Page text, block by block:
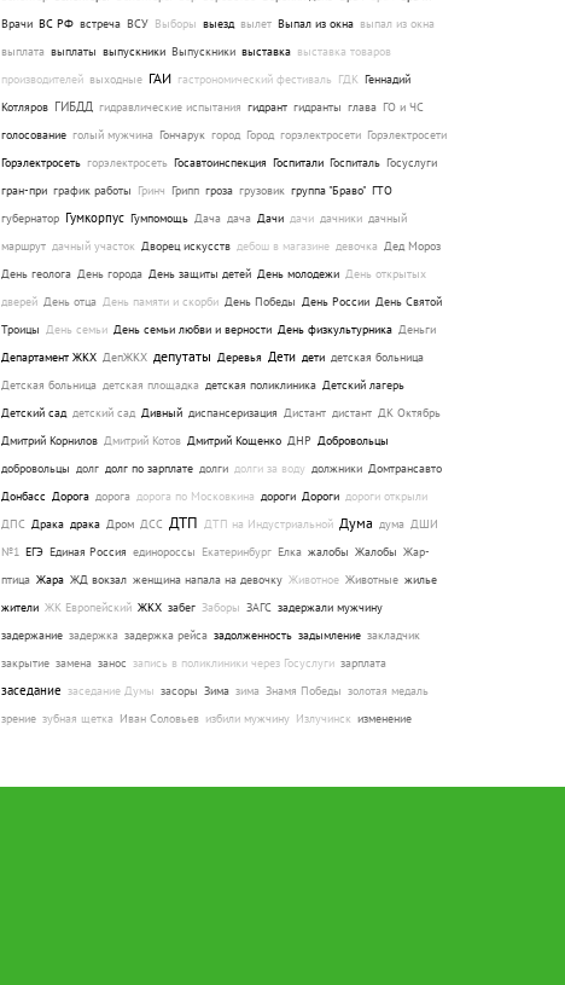
Врачи ВС РФ встреча ВСУ Выборы выезд вылет Выпал из окна выпал из окна
выплата выплаты выпускники Выпускники выставка выставка товаров
производителей выходные ГАИ гастрономический фестиваль ГДК Геннадий
Котляров ГИБДД гидравлические испытания гидрант гидранты глава ГО и ЧС
голосование голый мужчина Гончарук город Город горэлектросети Горэлектросети
Горэлектросеть горэлектросеть Госавтоинспекция Госпитали Госпиталь Госуслуги
гран-при график работы Гринч Грипп гроза грузовик группа "Браво" ГТО
губернатор Гумкорпус Гумпомощь Дача дача Дачи дачи дачники дачный
маршрут дачный участок Дворец искусств дебош в магазине девочка Дед Мороз
День геолога День города День защиты детей День молодежи День открытых
дверей День отца День памяти и скорби День Победы День России День Святой
Троицы День семьи День семьи любви и верности День физкультурника Деньги
Департамент ЖКХ ДепЖКХ депутаты Деревья Дети дети детская больница
Детская больница детская площадка детская поликлиника Детский лагерь
Детский сад детский сад Дивный диспансеризация Дистант дистант ДК Октябрь
Дмитрий Корнилов Дмитрий Котов Дмитрий Кощенко ДНР Добровольцы
добровольцы долг долг по зарплате долги долги за воду должники Домтрансавто
Донбасс Дорога дорога дорога по Московкина дороги Дороги дороги открыли
ДПС Драка драка Дром ДСС ДТП ДТП на Индустриальной Дума дума ДШИ
№1 ЕГЭ Единая Россия единороссы Екатеринбург Елка жалобы Жалобы Жар-
птица Жара ЖД вокзал женщина напала на девочку Животное Животные жилье
жители ЖК Европейский ЖКХ забег Заборы ЗАГС задержали мужчину
задержание задержка задержка рейса задолженность задымление закладчик
закрытие замена занос запись в поликлиники через Госуслуги зарплата
заседание заседание Думы засоры Зима зима Знамя Победы золотая медаль
зрение зубная щетка Иван Соловьев избили мужчину Излучинск изменение